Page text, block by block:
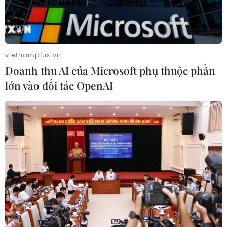
Xem thêm
CƠ QUAN CHỦ QUẢN: THÔNG TẤN XÃ VIỆT NAM
Tổng Biên tập: TRẦN TIẾN DUẨN
Phó Tổng Biên tập: NGUYỄN THỊ TÁM, KHÚC THANH
THỦY
Sở hữu trí tuệ
Quy định sử dụng
RSS
Hỗ trợ
Ngôn ngữ
TTXVN
vietnamplus.vn
Doanh thu AI của Microsoft phụ thuộc phần
lớn vào đối tác OpenAI